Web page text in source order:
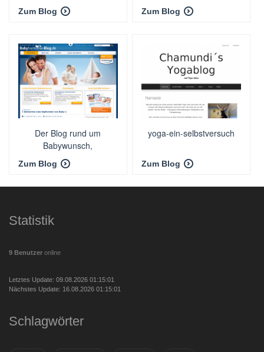
Zum Blog Zum Blog
Der Blog rund um
Babywunsch,
Schwangerschaft und
Geburt
Zum Blog
yoga-ein-selbstversuch
Zum Blog
Statistik
9 Benutzer online
Letztes Update: 09.08.2026 01:15:01
Nächstes Update: 16.08.2026 01:15:01
Schlagwörter